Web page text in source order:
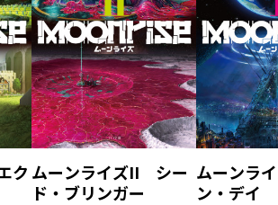
ク ムーンライズII シー
ド・ブリンガー
ムーンラ
ン・デイ